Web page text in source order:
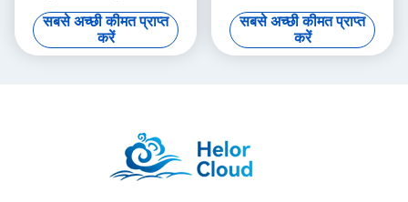
डीडीआर4 गेमिंग के साथ
सबसे अच्छी कीमत प्राप्त
करें
दोहरी प्रशंसक और वाईफाई6 के साथ
सबसे अच्छी कीमत प्राप्त
करें